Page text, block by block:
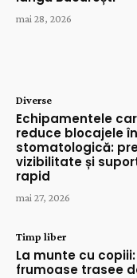
mai 28, 2026
Diverse
Echipamentele
reduce blocajele
stomatologică:
vizibilitate și
rapid
mai 27, 2026
Timp liber
La munte cu
frumoase trasee